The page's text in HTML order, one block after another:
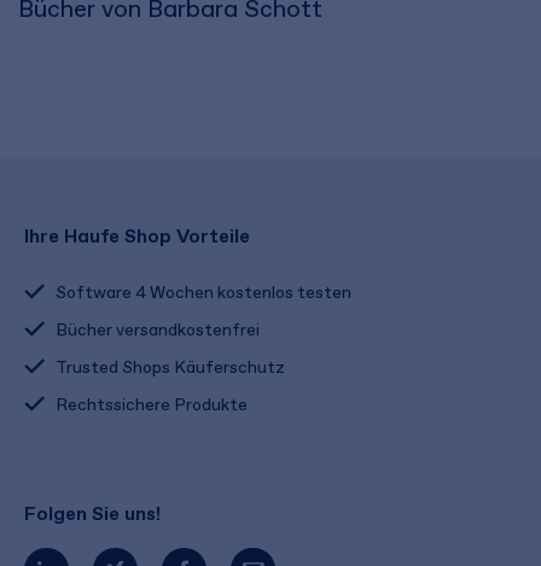
Bücher von Barbara Schott
Ihre Haufe Shop Vorteile
Software 4 Wochen kostenlos testen
Bücher versandkostenfrei
Trusted Shops Käuferschutz
Rechtssichere Produkte
Folgen Sie uns!